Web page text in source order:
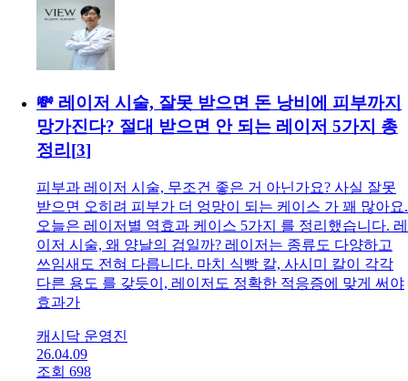
💸 레이저 시술, 잘못 받으면 돈 낭비에 피부까지
망가진다? 절대 받으면 안 되는 레이저 5가지 총
정리 [3]
피부과 레이저 시술, 무조건 좋은 거 아닌가요? 사실 잘못
받으면 오히려 피부가 더 엉망이 되는 케이스 가 꽤 많아요.
오늘은 레이저별 역효과 케이스 5가지 를 정리했습니다. 레
이저 시술, 왜 양날의 검일까? 레이저는 종류도 다양하고
쓰임새도 전혀 다릅니다. 마치 식빵 칼, 사시미 칼이 각각
다른 용도 를 갖듯이, 레이저도 정확한 적응증에 맞게 써야
효과가
캐시닥 운영진
26.04.09
조회 698